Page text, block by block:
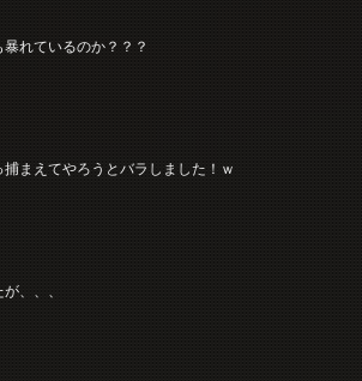
れているのか？？？
捕まえてやろうとバラしました！ｗ
、、、